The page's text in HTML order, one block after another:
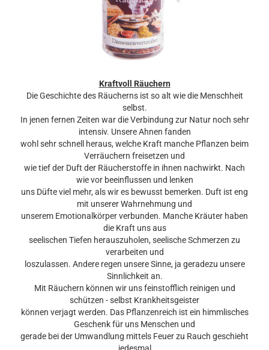
Kraftvoll Räuchern
Die Geschichte des Räucherns ist so alt wie die Menschheit
selbst.
In jenen fernen Zeiten war die Verbindung zur Natur noch sehr
intensiv. Unsere Ahnen fanden
wohl sehr schnell heraus, welche Kraft manche Pflanzen beim
Verräuchern freisetzen und
wie tief der Duft der Räucherstoffe in ihnen nachwirkt. Nach
wie vor beeinflussen und lenken
uns Düfte viel mehr, als wir es bewusst bemerken. Duft ist eng
mit unserer Wahrnehmung und
unserem Emotionalkörper verbunden. Manche Kräuter haben
die Kraft uns aus
seelischen Tiefen herauszuholen, seelische Schmerzen zu
verarbeiten und
loszulassen. Andere regen unsere Sinne, ja geradezu unsere
Sinnlichkeit an.
Mit Räuchern können wir uns feinstofflich reinigen und
schützen - selbst Krankheitsgeister
können verjagt werden. Das Pflanzenreich ist ein himmlisches
Geschenk für uns Menschen und
gerade bei der Umwandlung mittels Feuer zu Rauch geschieht